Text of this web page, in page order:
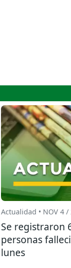
Actualidad • NOV 4 /
Se registraron
personas
lunes